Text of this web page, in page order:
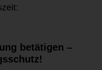
betätigen –